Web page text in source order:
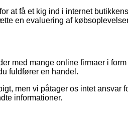
at få et kig ind i internet
en evaluering af
med mange online firmaer i form
fuldfører en handel.
men vi påtager os intet ansvar
informationer.